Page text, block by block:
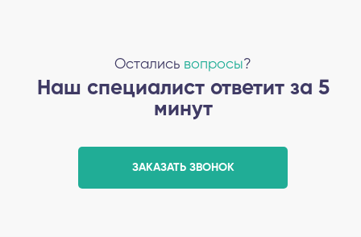
Остались вопросы?
Наш специалист ответит за 5
минут
ЗАКАЗАТЬ ЗВОНОК